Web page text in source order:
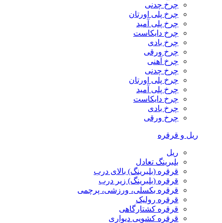
چرخ چدنی
چرخ پلی اورتان
چرخ پلی آمید
چرخ دایکاست
چرخ بادی
چرخ ورقی
چرخ آهنی
چرخ چدنی
چرخ پلی اورتان
چرخ پلی آمید
چرخ دایکاست
چرخ بادی
چرخ ورقی
ریل و قرقره
ریل
بلبرینگ تعادل
قرقره (بلبرینگ) بالای درب
قرقره (بلبرینگ) زیر درب
قرقره بکسلی، ورزشی، پرچمی
قرقره رولیک
قرقره کشتارگاهی
قرقره کشویی دیواری